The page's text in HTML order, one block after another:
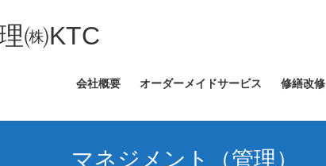
㈱KTC
会社概要 オーダーメイドサービス 修繕改修
マネジメント（管理）